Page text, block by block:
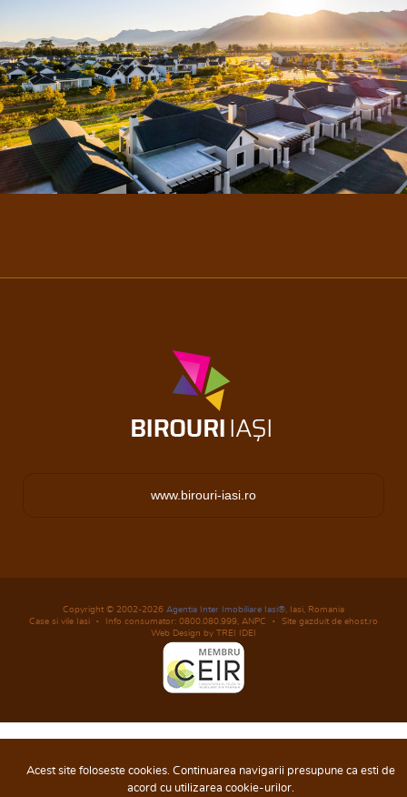
www.birouri-iasi.ro
Copyright © 2002-2026 Agentia Inter Imobiliare Iasi®, Iasi, Romania
Case si vile Iasi
Info consumator: 0800.080.999, ANPC
Site gazduit de ehost.ro
Web Design by TREI IDEI
Acest site foloseste cookies. Continuarea navigarii presupune ca esti de
acord cu utilizarea cookie-urilor.